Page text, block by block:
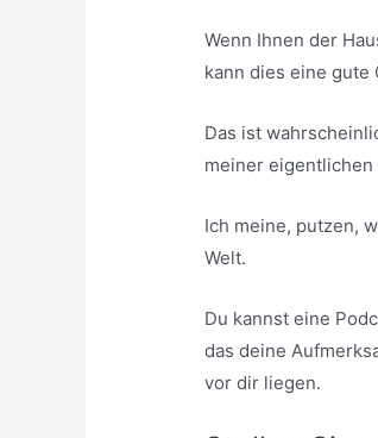
Wenn Ihnen der
kann dies eine gute
Das ist
meiner eigentlichen
Ich meine, putzen,
Welt.
Du kannst eine
das deine
vor dir liegen.